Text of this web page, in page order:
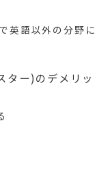
英語以外の分野に
ー)のデメリッ